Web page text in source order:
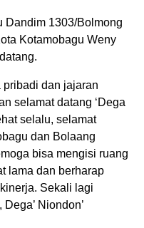
Dandim 1303/Bolmong
Kotamobagu Weny
pribadi dan jajaran
selamat datang ‘Dega
selalu, selamat
dan Bolaang
bisa mengisi ruang
lama dan berharap
Sekali lagi
Niondon’